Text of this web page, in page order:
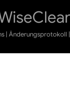
|Änderungsprotokoll